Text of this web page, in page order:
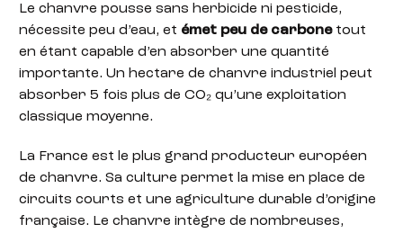
Le chanvre pousse sans herbicide ni pesticide,
nécessite peu d’eau, et émet peu de carbonetout
en étant capable d’en absorber une quantité
importante. Un hectare de chanvre industriel peut
absorber 5 fois plus de CO₂ qu’une exploitation
classique moyenne.
La France est le plus grand producteur européen
de chanvre. Sa culture permet la mise en place de
circuits courts et une agriculture durable d’origine
française. Le chanvre intègre de nombreuses,